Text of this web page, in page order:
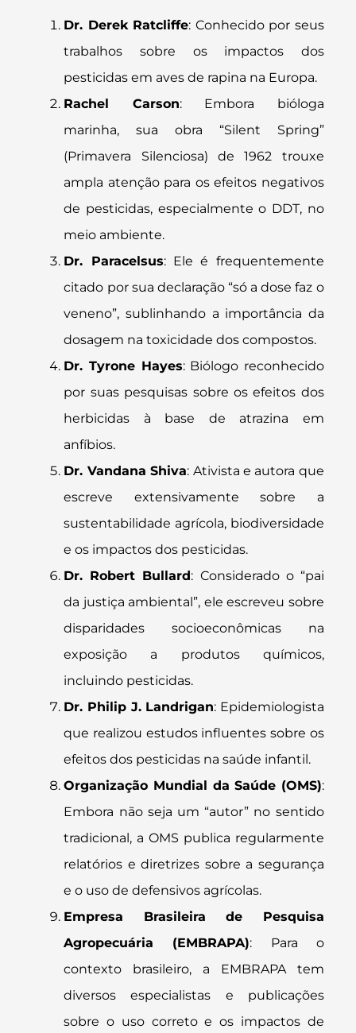
Dr. Derek Ratcliffe: Conhecido por seus
trabalhos sobre os impactos dos
pesticidas em aves de rapina na Europa.
Rachel Carson: Embora bióloga
marinha, sua obra “Silent Spring”
(Primavera Silenciosa) de 1962 trouxe
ampla atenção para os efeitos negativos
de pesticidas, especialmente o DDT, no
meio ambiente.
Dr. Paracelsus: Ele é frequentemente
citado por sua declaração “só a dose faz o
veneno”, sublinhando a importância da
dosagem na toxicidade dos compostos.
Dr. Tyrone Hayes: Biólogo reconhecido
por suas pesquisas sobre os efeitos dos
herbicidas à base de atrazina em
anfíbios.
Dr. Vandana Shiva: Ativista e autora que
escreve extensivamente sobre a
sustentabilidade agrícola, biodiversidade
e os impactos dos pesticidas.
Dr. Robert Bullard: Considerado o “pai
da justiça ambiental”, ele escreveu sobre
disparidades socioeconômicas na
exposição a produtos químicos,
incluindo pesticidas.
Dr. Philip J. Landrigan: Epidemiologista
que realizou estudos influentes sobre os
efeitos dos pesticidas na saúde infantil.
Organização Mundial da Saúde (OMS):
Embora não seja um “autor” no sentido
tradicional, a OMS publica regularmente
relatórios e diretrizes sobre a segurança
e o uso de defensivos agrícolas.
Empresa Brasileira de Pesquisa
Agropecuária (EMBRAPA): Para o
contexto brasileiro, a EMBRAPA tem
diversos especialistas e publicações
sobre o uso correto e os impactos de